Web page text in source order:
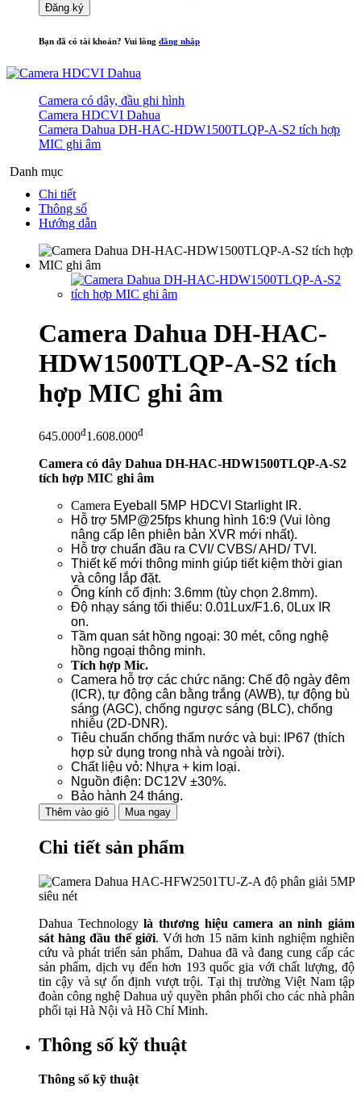
Đăng ký
Bạn đã có tài khoản? Vui lòng đăng nhập
Camera có dây, đầu ghi hình
Camera HDCVI Dahua
Camera Dahua DH-HAC-HDW1500TLQP-A-S2 tích hợp
MIC ghi âm
Danh mục
Chi tiết
Thông số
Hướng dẫn
Camera Dahua DH-HAC-
HDW1500TLQP-A-S2 tích
hợp MIC ghi âm
645.000đ1.608.000đ
Camera có dây Dahua DH-HAC-HDW1500TLQP-A-S2
tích hợp MIC ghi âm
Camera Eyeball 5MP HDCVI Starlight IR.
Hỗ trợ 5MP@25fps khung hình 16:9 (Vui lòng
nâng cấp lên phiên bản XVR mới nhất).
Hỗ trợ chuẩn đầu ra CVI/ CVBS/ AHD/ TVI.
Thiết kế mới thông minh giúp tiết kiệm thời gian
và công lắp đặt.
Ống kính cố định: 3.6mm (tùy chọn 2.8mm).
Độ nhạy sáng tối thiểu: 0.01Lux/F1.6, 0Lux IR
on.
Tầm quan sát hồng ngoại: 30 mét, công nghệ
hồng ngoại thông minh.
Tích hợp Mic.
Camera hỗ trợ các chức năng: Chế độ ngày đêm
(ICR), tự động cân bằng trắng (AWB), tự động bù
sáng (AGC), chống ngược sáng (BLC), chống
nhiễu (2D-DNR).
Tiêu chuẩn chống thấm nước và bụi: IP67 (thích
hợp sử dụng trong nhà và ngoài trời).
Chất liệu vỏ: Nhựa + kim loại.
Nguồn điện: DC12V ±30%.
Bảo hành 24 tháng.
Thêm vào giỏ Mua ngay
Chi tiết sản phẩm
Dahua Technologylà thương hiệu camera an ninh giám
sát hàng đầu thế giới. Với hơn 15 năm kinh nghiệm nghiên
cứu và phát triển sản phẩm, Dahua đã và đang cung cấp các
sản phẩm, dịch vụ đến hơn 193 quốc gia với chất lượng, độ
tin cậy và sự ổn định vượt trội. Tại thị trường Việt Nam tập
đoàn công nghệ Dahua uỷ quyền phân phối cho các nhà phân
phối tại Hà Nội và Hồ Chí Minh.
Thông số kỹ thuật
Thông số kỹ thuật